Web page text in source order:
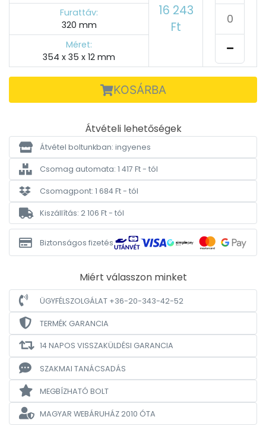
16 243
Ft
Furattáv:
320 mm
Méret:
354 x 35 x 12 mm
KOSÁRBA
Átvételi lehetőségek
Átvétel boltunkban: ingyenes
Csomag automata: 1 417 Ft - tól
Csomagpont: 1 684 Ft - tól
Kiszállítás: 2 106 Ft - tól
Biztonságos fizetés
Miért válasszon minket
ÜGYFÉLSZOLGÁLAT +36-20-343-42-52
TERMÉK GARANCIA
14 NAPOS VISSZAKÜLDÉSI GARANCIA
SZAKMAI TANÁCSADÁS
MEGBÍZHATÓ BOLT
MAGYAR WEBÁRUHÁZ2010 ÓTA